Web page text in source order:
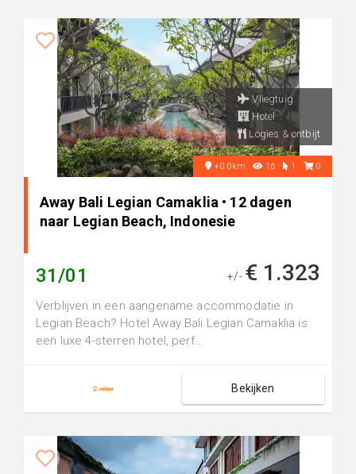
Vliegtuig
Hotel
Logies & ontbijt
+0.0km 16 1 0
Away Bali Legian Camaklia • 12 dagen
naar Legian Beach, Indonesie
31/01 +/- € 1.323
Verblijven in een aangename accommodatie in
Legian Beach? Hotel Away Bali Legian Camaklia is
een luxe 4-sterren hotel, perf...
Bekijken